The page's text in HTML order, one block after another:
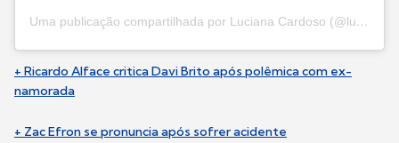
Uma publicação compartilhada por Luciana Cardoso (@lucard)
+ Ricardo Alface critica Davi Brito após polêmica com ex-
namorada
+ Zac Efron se pronuncia após sofrer acidente